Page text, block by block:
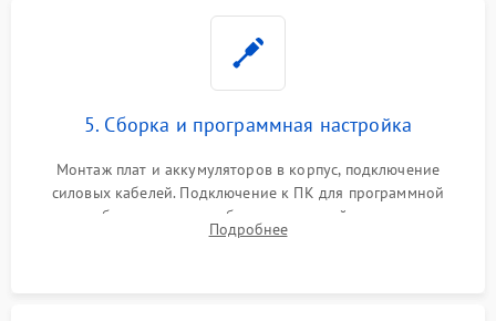
5. Сборка и программная настройка
Монтаж плат и аккумуляторов в корпус, подключение
силовых кабелей. Подключение к ПК для программной
калибровки констант батареи, настройки порогов
срабатывания AVR и сброса счетчиков старения АКБ.
Подробнее